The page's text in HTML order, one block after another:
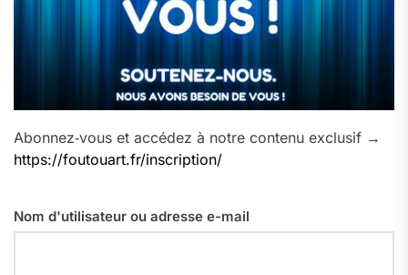
Abonnez‑vous et accédez à notre contenu exclusif →
https://foutouart.fr/inscription/
Nom d'utilisateur ou adresse e-mail